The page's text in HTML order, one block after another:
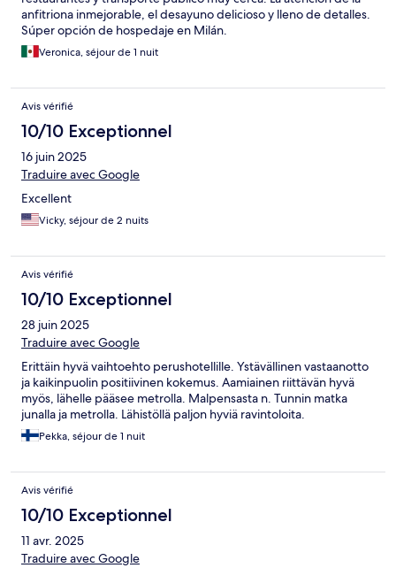
anfitriona inmejorable, el desayuno delicioso y lleno de detalles.
Súper opción de hospedaje en Milán.
Veronica, séjour de 1 nuit
Avis vérifié
10/10 Exceptionnel
16 juin 2025
Traduire avec Google
Excellent
Vicky, séjour de 2 nuits
Avis vérifié
10/10 Exceptionnel
28 juin 2025
Traduire avec Google
Erittäin hyvä vaihtoehto perushotellille. Ystävällinen vastaanotto
ja kaikinpuolin positiivinen kokemus. Aamiainen riittävän hyvä
myös, lähelle pääsee metrolla. Malpensasta n. Tunnin matka
junalla ja metrolla. Lähistöllä paljon hyviä ravintoloita.
Pekka, séjour de 1 nuit
Avis vérifié
10/10 Exceptionnel
11 avr. 2025
Traduire avec Google